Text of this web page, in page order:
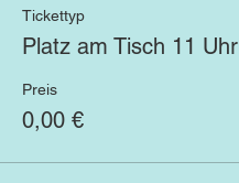
Tickettyp
Platz am Tisch 11 Uhr
Preis
0,00 €